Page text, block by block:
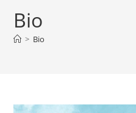
Bio
> Bio